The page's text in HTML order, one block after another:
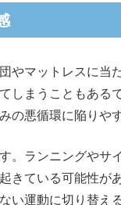
やマットレスに当
しまうこともある
の悪循環に陥りや
。ランニングやサ
きている可能性が
い運動に切り替え